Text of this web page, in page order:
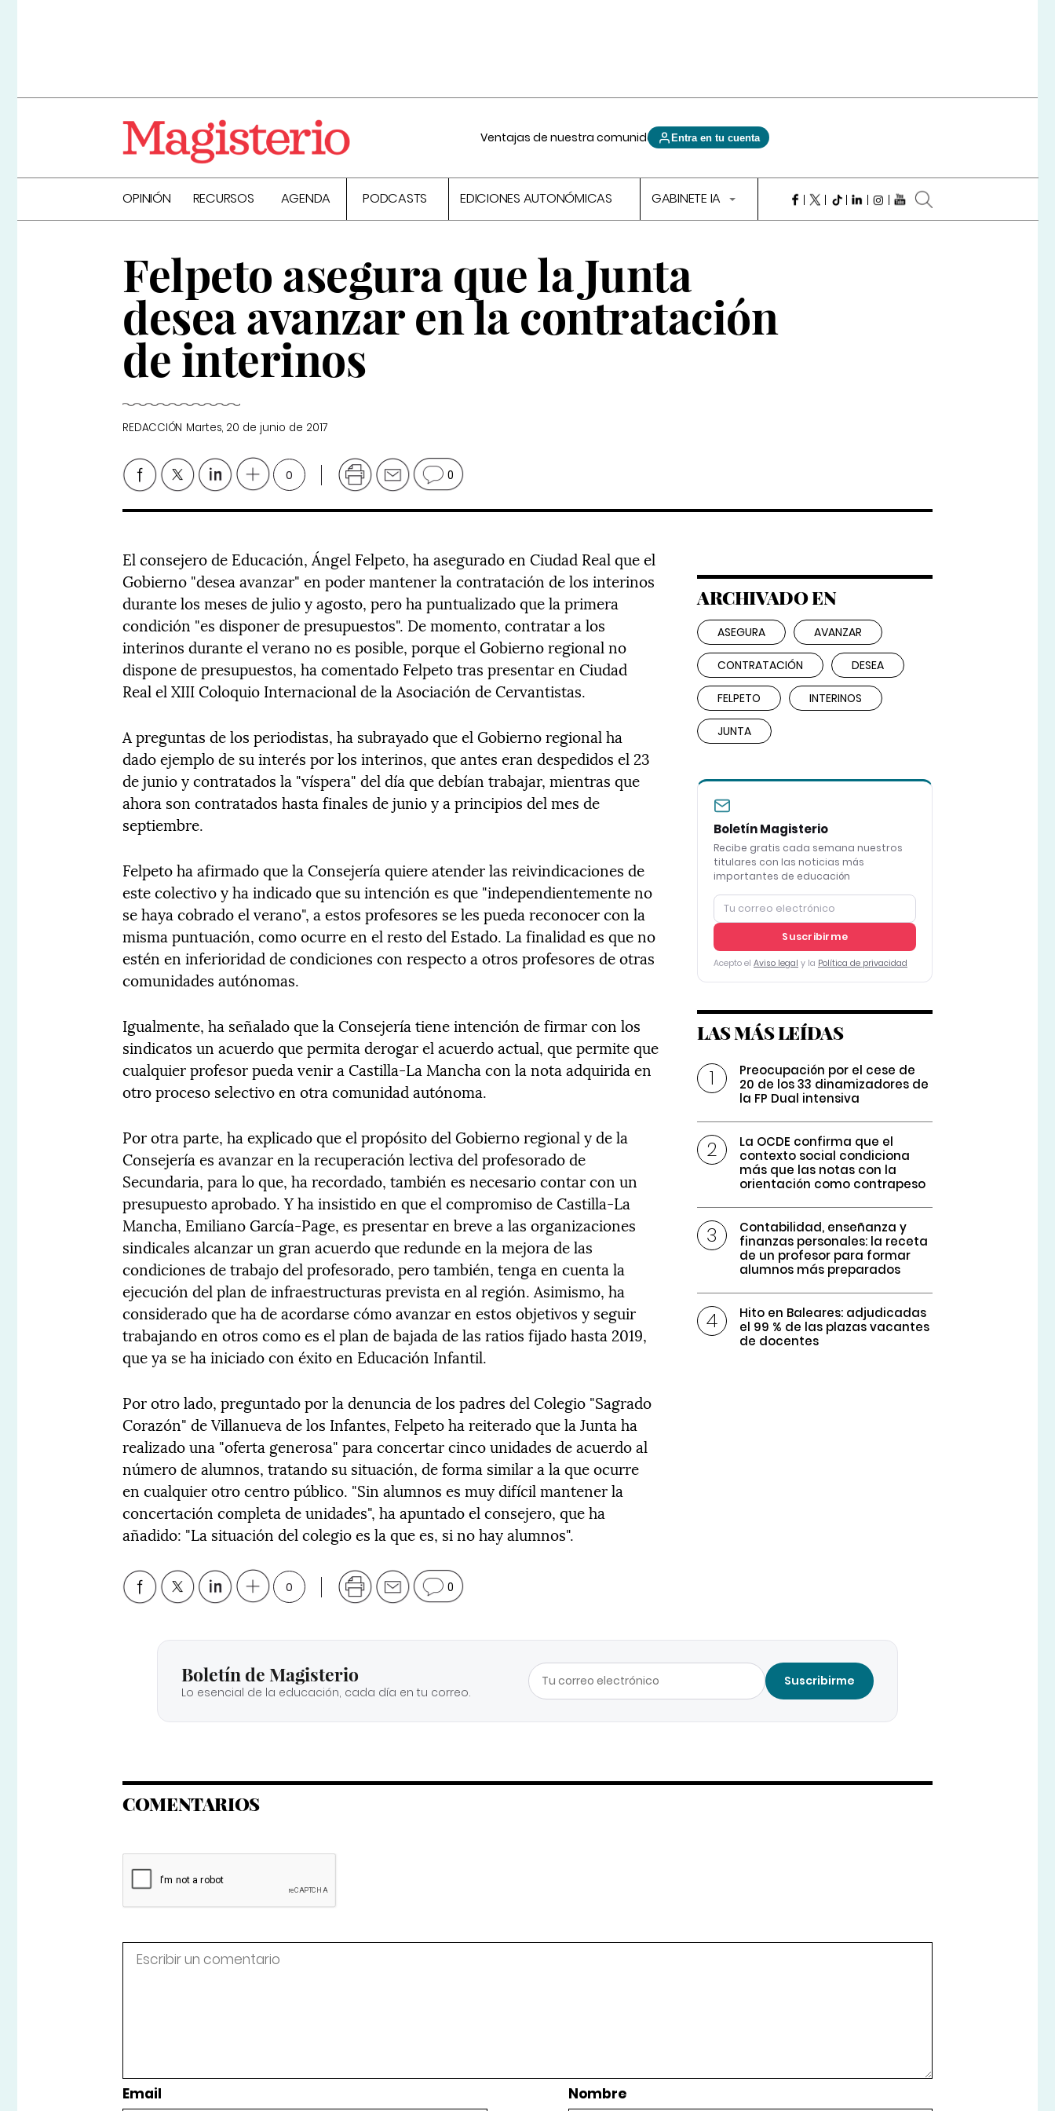
Ventajas de nuestra comunidad Entra en tu cuenta
OPINIÓN RECURSOS AGENDA PODCASTS EDICIONES AUTONÓMICAS GABINETE IA
Felpeto asegura que la Junta
desea avanzar en la contratación
de interinos
REDACCIÓN Martes, 20 de junio de 2017
0 0
El consejero de Educación, Ángel Felpeto, ha asegurado en Ciudad Real que el
Gobierno "desea avanzar" en poder mantener la contratación de los interinos
durante los meses de julio y agosto, pero ha puntualizado que la primera
condición "es disponer de presupuestos". De momento, contratar a los
interinos durante el verano no es posible, porque el Gobierno regional no
dispone de presupuestos, ha comentado Felpeto tras presentar en Ciudad
Real el XIII Coloquio Internacional de la Asociación de Cervantistas.
A preguntas de los periodistas, ha subrayado que el Gobierno regional ha
dado ejemplo de su interés por los interinos, que antes eran despedidos el 23
de junio y contratados la "víspera" del día que debían trabajar, mientras que
ahora son contratados hasta finales de junio y a principios del mes de
septiembre.
Felpeto ha afirmado que la Consejería quiere atender las reivindicaciones de
este colectivo y ha indicado que su intención es que "independientemente no
se haya cobrado el verano", a estos profesores se les pueda reconocer con la
misma puntuación, como ocurre en el resto del Estado. La finalidad es que no
estén en inferioridad de condiciones con respecto a otros profesores de otras
comunidades autónomas.
Igualmente, ha señalado que la Consejería tiene intención de firmar con los
sindicatos un acuerdo que permita derogar el acuerdo actual, que permite que
cualquier profesor pueda venir a Castilla-La Mancha con la nota adquirida en
otro proceso selectivo en otra comunidad autónoma.
Por otra parte, ha explicado que el propósito del Gobierno regional y de la
Consejería es avanzar en la recuperación lectiva del profesorado de
Secundaria, para lo que, ha recordado, también es necesario contar con un
presupuesto aprobado. Y ha insistido en que el compromiso de Castilla-La
Mancha, Emiliano García-Page, es presentar en breve a las organizaciones
sindicales alcanzar un gran acuerdo que redunde en la mejora de las
condiciones de trabajo del profesorado, pero también, tenga en cuenta la
ejecución del plan de infraestructuras prevista en al región. Asimismo, ha
considerado que ha de acordarse cómo avanzar en estos objetivos y seguir
trabajando en otros como es el plan de bajada de las ratios fijado hasta 2019,
que ya se ha iniciado con éxito en Educación Infantil.
Por otro lado, preguntado por la denuncia de los padres del Colegio "Sagrado
Corazón" de Villanueva de los Infantes, Felpeto ha reiterado que la Junta ha
realizado una "oferta generosa" para concertar cinco unidades de acuerdo al
número de alumnos, tratando su situación, de forma similar a la que ocurre
en cualquier otro centro público. "Sin alumnos es muy difícil mantener la
concertación completa de unidades", ha apuntado el consejero, que ha
añadido: "La situación del colegio es la que es, si no hay alumnos".
0 0
ARCHIVADO EN
ASEGURA AVANZAR
CONTRATACIÓN DESEA
FELPETO INTERINOS
JUNTA
Boletín Magisterio
Recibe gratis cada semana nuestros
titulares con las noticias más
importantes de educación
Suscribirme
Acepto el Aviso legal y la Política de privacidad
LAS MÁS LEÍDAS
Preocupación por el cese de
20 de los 33 dinamizadores de
la FP Dual intensiva
La OCDE confirma que el
contexto social condiciona
más que las notas con la
orientación como contrapeso
Contabilidad, enseñanza y
finanzas personales: la receta
de un profesor para formar
alumnos más preparados
Hito en Baleares: adjudicadas
el 99 % de las plazas vacantes
de docentes
Boletín de Magisterio
Lo esencial de la educación, cada día en tu correo.
Suscribirme
COMENTARIOS
Email Nombre